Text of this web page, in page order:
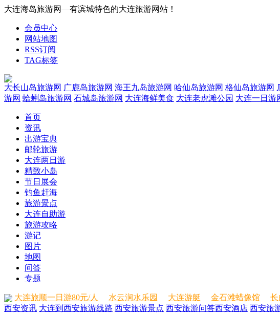
大连海岛旅游网—有滨城特色的大连旅游网站！
会员中心
网站地图
RSS订阅
TAG标签
大长山岛旅游网 广鹿岛旅游网 海王九岛旅游网 哈仙岛旅游网 格仙岛旅游网
游网 蛤蜊岛旅游网 石城岛旅游网 大连海鲜美食 大连老虎滩公园 大连一日游
首页
资讯
出游宝典
邮轮旅游
大连两日游
精致小岛
节日展会
钓鱼赶海
旅游景点
大连自助游
旅游攻略
游记
图片
地图
问答
专题
大连旅顺一日游80元/人 水云涧水乐园 大连游艇 金石滩蜡像馆 长
西安资讯 大连到西安旅游线路 西安旅游景点 西安旅游问答西安酒店 西安旅